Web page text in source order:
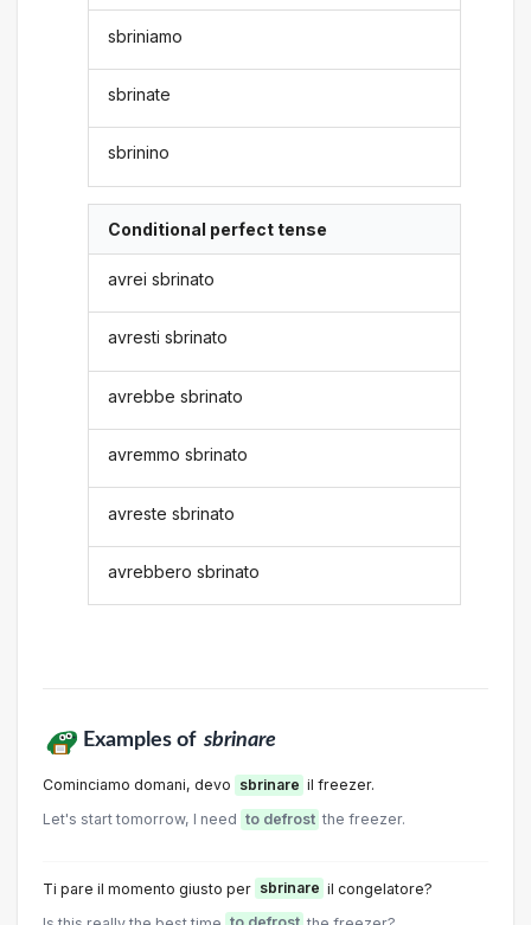
sbriniamo
sbrinate
sbrinino
Conditional perfect tense
avrei sbrinato
avresti sbrinato
avrebbe sbrinato
avremmo sbrinato
avreste sbrinato
avrebbero sbrinato
Examples of sbrinare
Cominciamo domani, devo sbrinare il freezer.
Let's start tomorrow, I need to defrost the freezer.
Ti pare il momento giusto per sbrinare il congelatore?